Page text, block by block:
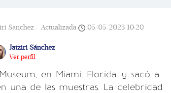
Sanchez | Actualizada 05/05/2023 10:20
Jatziri Sánchez
Ver perfil
en Miami, Florida, y sacó a
una de las muestras. La celebridad